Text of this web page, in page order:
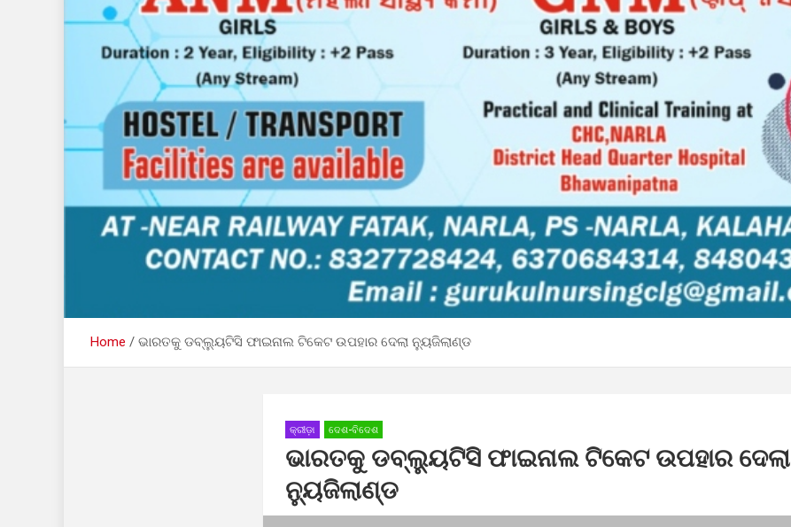
Home ଭାରତକୁ ଡବ୍ଲ୍ୟୁଟିସି ଫାଇନାଲ ଟିକେଟ ଉପହାର ଦେଲା ନ୍ୟୁଜିଲାଣ୍ଡ
କ୍ରୀଡ଼ା ଦେଶ-ବିଦେଶ
ଭାରତକୁ ଡବ୍ଲ୍ୟୁଟିସି ଫାଇନାଲ ଟିକେଟ ଉପହାର ଦେଲା
ନ୍ୟୁଜିଲାଣ୍ଡ